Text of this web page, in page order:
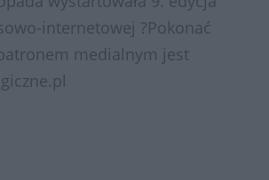
internetowej ?Pokonać
medialnym jest